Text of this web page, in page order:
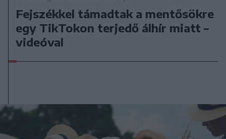
Fejszékkel támadtak a mentősökre
egy TikTokon terjedő álhír miatt –
videóval